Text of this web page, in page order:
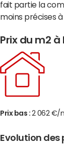
fait partie la
moins précises
Prix du m2
Prix bas : 2 062 €/
Evolution des